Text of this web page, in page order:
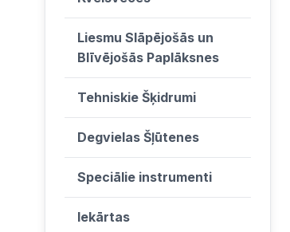
Liesmu Slāpējošās un
Blīvējošās Paplāksnes
Tehniskie Šķidrumi
Degvielas Šļūtenes
Speciālie instrumenti
Iekārtas